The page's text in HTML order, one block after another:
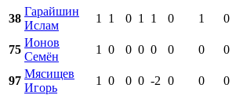
38
Гарайшин
Ислам
1 1 0 1 1 0 1 0
75
Ионов
Семён
1 0 0 0 0 0 0 0
97
Мясищев
Игорь
1 0 0 0 -2 0 0 0